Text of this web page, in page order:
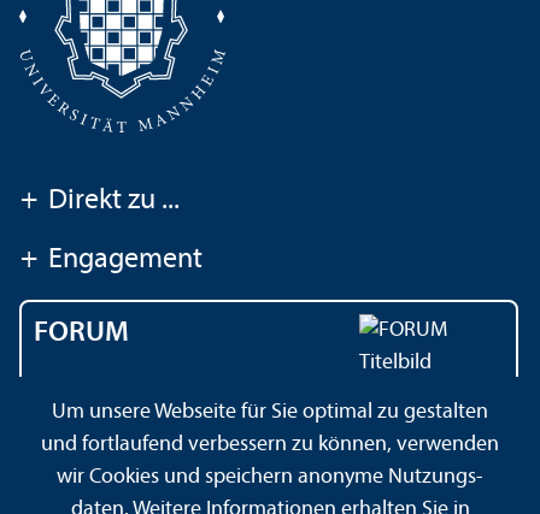
+ Direkt zu ...
+ Engagement
FORUM
Universität Mannheim
Um unsere Webseite für Sie optimal zu gestalten
und fortlaufend verbessern zu können, verwenden
wir Cookies und speichern anonyme Nutzungs­